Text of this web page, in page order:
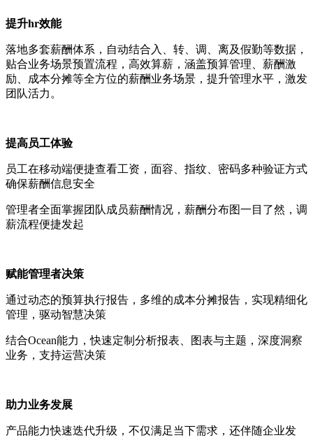
提升hr效能
落地多套薪酬体系，自动结合入、转、调、离及假勤等数据，
贴合业务场景预置流程，高效算薪，涵盖预算管理、薪酬激
励、成本分摊等全方位的薪酬业务场景，提升管理水平，激发
团队活力。
提高员工体验
员工在移动端便捷查看工资，面容、指纹、密码多种验证方式
确保薪酬信息安全
管理者全面掌握团队成员薪酬情况，薪酬分布图一目了然，调
薪流程便捷发起
赋能管理者决策
通过动态的预算执行报告，多维的成本分摊报告，实现精细化
管理，驱动智慧决策
结合Ocean能力，快速定制分析报表、图表与主题，深度洞察
业务，支持运营决策
助力业务发展
产品能力快速迭代升级，不仅满足当下需求，还伴随企业发